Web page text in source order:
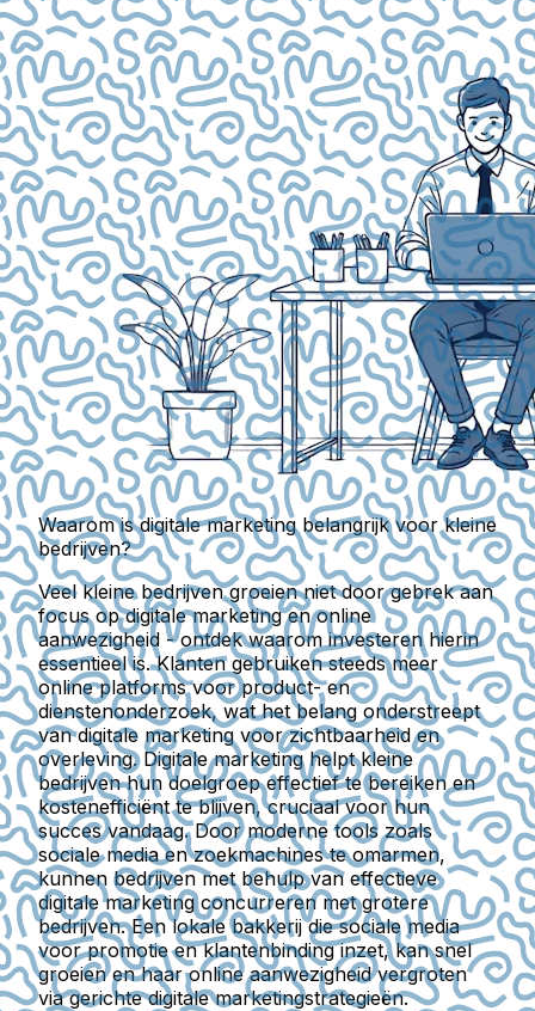
Waarom is digitale marketing belangrijk voor kleine
bedrijven?
Veel kleine bedrijven groeien niet door gebrek aan
focus op digitale marketing en online
aanwezigheid - ontdek waarom investeren hierin
essentieel is. Klanten gebruiken steeds meer
online platforms voor product- en
dienstenonderzoek, wat het belang onderstreept
van digitale marketing voor zichtbaarheid en
overleving. Digitale marketing helpt kleine
bedrijven hun doelgroep effectief te bereiken en
kostenefficiënt te blijven, cruciaal voor hun
succes vandaag. Door moderne tools zoals
sociale media en zoekmachines te omarmen,
kunnen bedrijven met behulp van effectieve
digitale marketing concurreren met grotere
bedrijven. Een lokale bakkerij die sociale media
voor promotie en klantenbinding inzet, kan snel
groeien en haar online aanwezigheid vergroten
via gerichte digitale marketingstrategieën.